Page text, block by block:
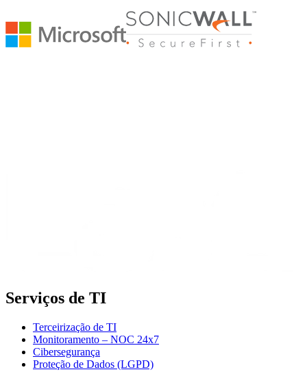
Serviços de TI
Terceirização de TI
Monitoramento – NOC 24x7
Cibersegurança
Proteção de Dados (LGPD)